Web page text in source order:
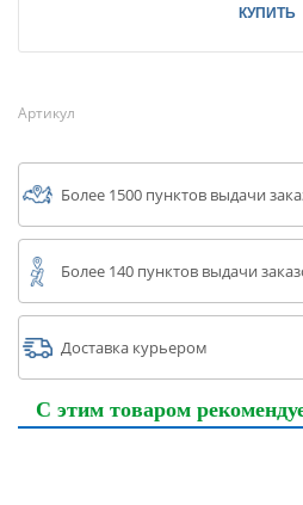
КУПИТЬ
Артикул
Более 1500 пунктов выдачи
Более 140 пунктов выдачи
Доставка курьером
С этим товаром